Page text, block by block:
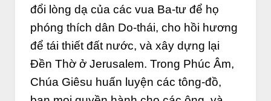
đổi lòng dạ của các vua Ba-tư để họ
phóng thích dân Do-thái, cho hồi hương
để tái thiết đất nước, và xây dựng lại
Đền Thờ ở Jerusalem. Trong Phúc Âm,
Chúa Giêsu huấn luyện các tông-đồ,